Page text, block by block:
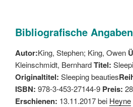
Bibliografische
Autor:King, Stephen; King, Owen
Kleinschmidt, BernhardTitel:
Originaltitel: Sleeping beauties
ISBN: 978-3-453-27144-9 Preis:
Erschienen: 13.11.2017 bei Heyne